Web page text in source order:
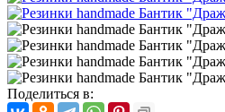
Поделиться в: